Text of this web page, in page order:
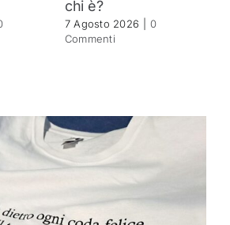
chi è?
7 Agosto 2026
0
Commenti